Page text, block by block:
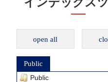
open all
Public
Public